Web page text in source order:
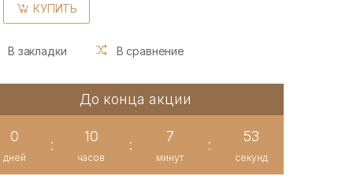
КУПИТЬ
В закладки В сравнение
До конца акции
0
дней
:
10
часов
:
7
минут
:
52
секунд